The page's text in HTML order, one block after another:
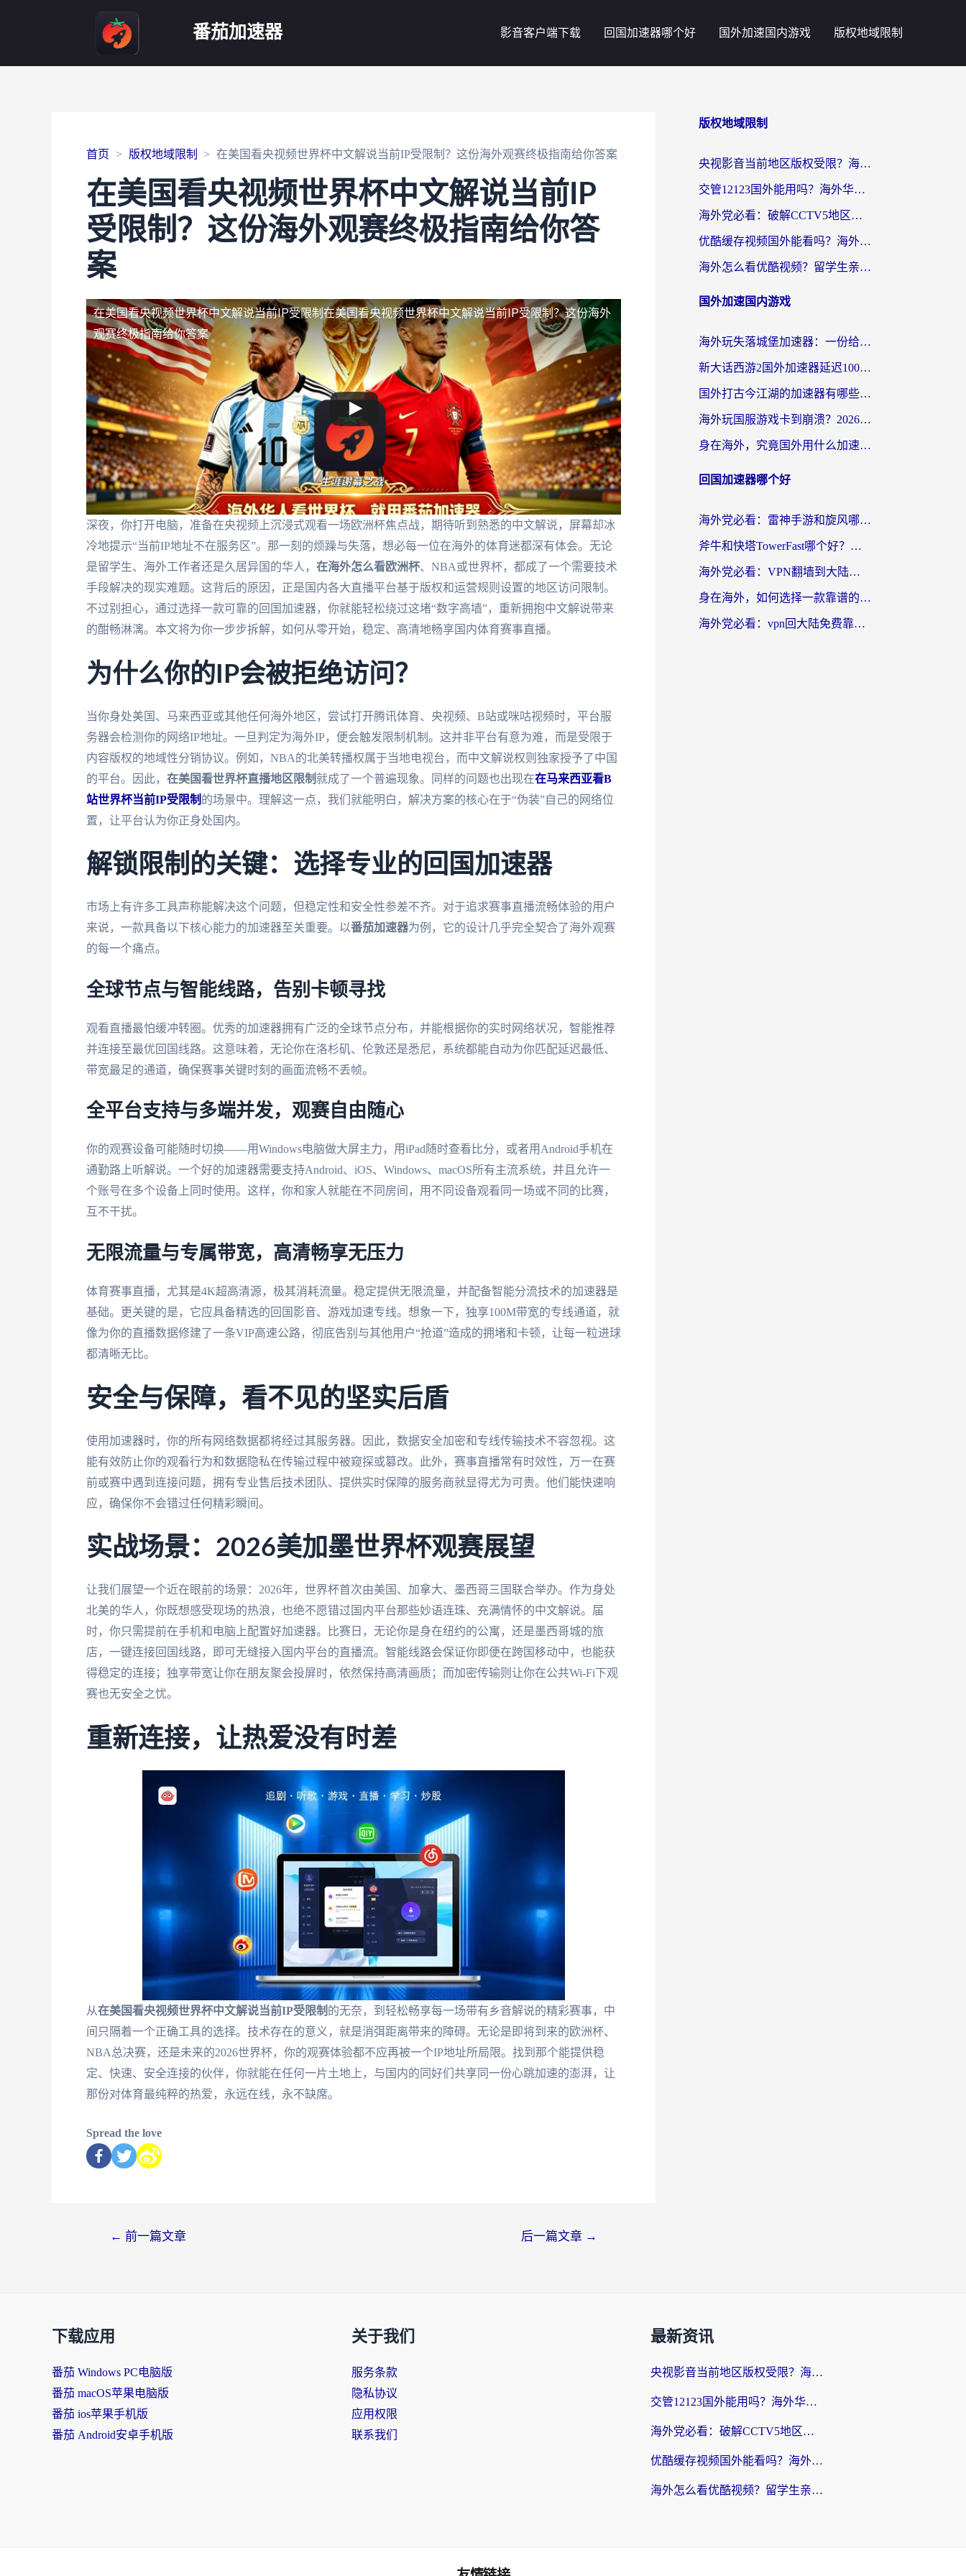
番茄加速器 影音客户端下载 回国加速器哪个好 国外加速国内游戏 版权地域限制
首页 版权地域限制 在美国看央视频世界杯中文解说当前IP受限制？这份海外观赛终极指南给你答案
在美国看央视频世界杯中文解说当前IP
受限制？这份海外观赛终极指南给你答
案
在美国看央视频世界杯中文解说当前IP受限制在美国看央视频世界杯中文解说当前IP受限制？这份海外
观赛终极指南给你答案
深夜，你打开电脑，准备在央视频上沉浸式观看一场欧洲杯焦点战，期待听到熟悉的中文解说，屏幕却冰
冷地提示“当前IP地址不在服务区”。那一刻的烦躁与失落，想必每一位在海外的体育迷都深有体会。无论
是留学生、海外工作者还是久居异国的华人， 在海外怎么看欧洲杯、NBA或世界杯，都成了一个需要技术
手段解决的现实难题。这背后的原因，正是国内各大直播平台基于版权和运营规则设置的地区访问限制。
不过别担心，通过选择一款可靠的回国加速器，你就能轻松绕过这堵“数字高墙”，重新拥抱中文解说带来
的酣畅淋漓。本文将为你一步步拆解，如何从零开始，稳定、高清地畅享国内体育赛事直播。
为什么你的IP会被拒绝访问？
当你身处美国、马来西亚或其他任何海外地区，尝试打开腾讯体育、央视频、B站或咪咕视频时，平台服
务器会检测你的网络IP地址。一旦判定为海外IP，便会触发限制机制。这并非平台有意为难，而是受限于
内容版权的地域性分销协议。例如，NBA的北美转播权属于当地电视台，而中文解说权则独家授予了中国
的平台。因此， 在美国看世界杯直播地区限制 就成了一个普遍现象。同样的问题也出现在在马来西亚看B
站世界杯当前IP受限制 的场景中。理解这一点，我们就能明白，解决方案的核心在于“伪装”自己的网络位
置，让平台认为你正身处国内。
解锁限制的关键：选择专业的回国加速器
市场上有许多工具声称能解决这个问题，但稳定性和安全性参差不齐。对于追求赛事直播流畅体验的用户
来说，一款具备以下核心能力的加速器至关重要。以番茄加速器为例，它的设计几乎完全契合了海外观赛
的每一个痛点。
全球节点与智能线路，告别卡顿寻找
观看直播最怕缓冲转圈。优秀的加速器拥有广泛的全球节点分布，并能根据你的实时网络状况，智能推荐
并连接至最优回国线路。这意味着，无论你在洛杉矶、伦敦还是悉尼，系统都能自动为你匹配延迟最低、
带宽最足的通道，确保赛事关键时刻的画面流畅不丢帧。
全平台支持与多端并发，观赛自由随心
你的观赛设备可能随时切换——用Windows电脑做大屏主力，用iPad随时查看比分，或者用Android手机在
通勤路上听解说。一个好的加速器需要支持Android、iOS、Windows、macOS所有主流系统，并且允许一
个账号在多个设备上同时使用。这样，你和家人就能在不同房间，用不同设备观看同一场或不同的比赛，
互不干扰。
无限流量与专属带宽，高清畅享无压力
体育赛事直播，尤其是4K超高清源，极其消耗流量。稳定提供无限流量，并配备智能分流技术的加速器是
基础。更关键的是，它应具备精选的回国影音、游戏加速专线。想象一下，独享100M带宽的专线通道，就
像为你的直播数据修建了一条VIP高速公路，彻底告别与其他用户“抢道”造成的拥堵和卡顿，让每一粒进球
都清晰无比。
安全与保障，看不见的坚实后盾
使用加速器时，你的所有网络数据都将经过其服务器。因此，数据安全加密和专线传输技术不容忽视。这
能有效防止你的观看行为和数据隐私在传输过程中被窥探或篡改。此外，赛事直播常有时效性，万一在赛
前或赛中遇到连接问题，拥有专业售后技术团队、提供实时保障的服务商就显得尤为可贵。他们能快速响
应，确保你不会错过任何精彩瞬间。
实战场景：2026美加墨世界杯观赛展望
让我们展望一个近在眼前的场景：2026年，世界杯首次由美国、加拿大、墨西哥三国联合举办。作为身处
北美的华人，你既想感受现场的热浪，也绝不愿错过国内平台那些妙语连珠、充满情怀的中文解说。届
时，你只需提前在手机和电脑上配置好加速器。比赛日，无论你是身在纽约的公寓，还是墨西哥城的旅
店，一键连接回国线路，即可无缝接入国内平台的直播流。智能线路会保证你即便在跨国移动中，也能获
得稳定的连接；独享带宽让你在朋友聚会投屏时，依然保持高清画质；而加密传输则让你在公共Wi-Fi下观
赛也无安全之忧。
重新连接，让热爱没有时差
从在美国看央视频世界杯中文解说当前IP受限制 的无奈，到轻松畅享每一场带有乡音解说的精彩赛事，中
间只隔着一个正确工具的选择。技术存在的意义，就是消弭距离带来的障碍。无论是即将到来的欧洲杯、
NBA总决赛，还是未来的2026世界杯，你的观赛体验都不应再被一个IP地址所局限。找到那个能提供稳
定、快速、安全连接的伙伴，你就能在任何一片土地上，与国内的同好们共享同一份心跳加速的澎湃，让
那份对体育最纯粹的热爱，永远在线，永不缺席。
Spread the love
← 前一篇文章 后一篇文章 →
版权地域限制
央视影音当前地区版权受限？海外党追剧看片的终极解决方案来了
交管12123国外能用吗？海外华人亲测有效的回国加速器选择指南
海外党必看：破解CCTV5地区限制，这样看欧洲杯奥运直播才够爽！
优酷缓存视频国外能看吗？海外党追剧看片的终极解决方案来了
海外怎么看优酷视频？留学生亲测有效的回国加速器选择指南
国外加速国内游戏
海外玩失落城堡加速器：一份给漂泊玩家的网络自救指南
新大话西游2国外加速器延迟100以下怎么办？海外党实测有效的低延迟指南
国外打古今江湖的加速器有哪些游戏？一个海外玩家的终极选择指南
海外玩国服游戏卡到崩溃？2026加速器免费推荐+实用指南（亲测有效）
身在海外，究竟国外用什么加速器打wow好？
回国加速器哪个好
海外党必看：雷神手游和旋风哪个好？3分钟选对回国加速器，无缝刷国内剧玩游戏
斧牛和快塔TowerFast哪个好？海外党如何选对回国加速器
海外党必看：VPN翻墙到大陆的实用指南——从看CCTV5到选加速器，一篇全搞定
身在海外，如何选择一款靠谱的加速国内网络的加速器？
海外党必看：vpn回大陆免费靠谱吗？3步选对加速器实现无缝刷国内资源
下载应用
番茄 Windows PC电脑版
番茄 macOS苹果电脑版
番茄 ios苹果手机版
番茄 Android安卓手机版
关于我们
服务条款
隐私协议
应用权限
联系我们
最新资讯
央视影音当前地区版权受限？海外党追剧看片的终极解决方案来了
交管12123国外能用吗？海外华人亲测有效的回国加速器选择指南
海外党必看：破解CCTV5地区限制，这样看欧洲杯奥运直播才够爽！
优酷缓存视频国外能看吗？海外党追剧看片的终极解决方案来了
海外怎么看优酷视频？留学生亲测有效的回国加速器选择指南